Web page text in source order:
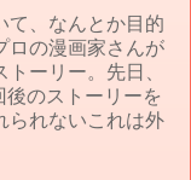
て、なんとか目的
ロの漫画家さんが
ーリー。先日、
のストーリーを
られないこれは外